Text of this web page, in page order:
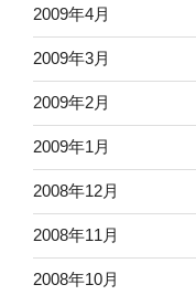
2009年4月
2009年3月
2009年2月
2009年1月
2008年12月
2008年11月
2008年10月